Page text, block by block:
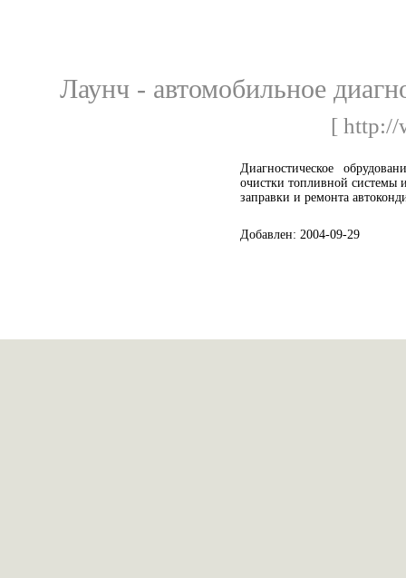
Лаунч - автомобильное
[ http://
Диагностическое
очистки топливной системы
заправки и ремонта
Добавлен: 2004-09-29